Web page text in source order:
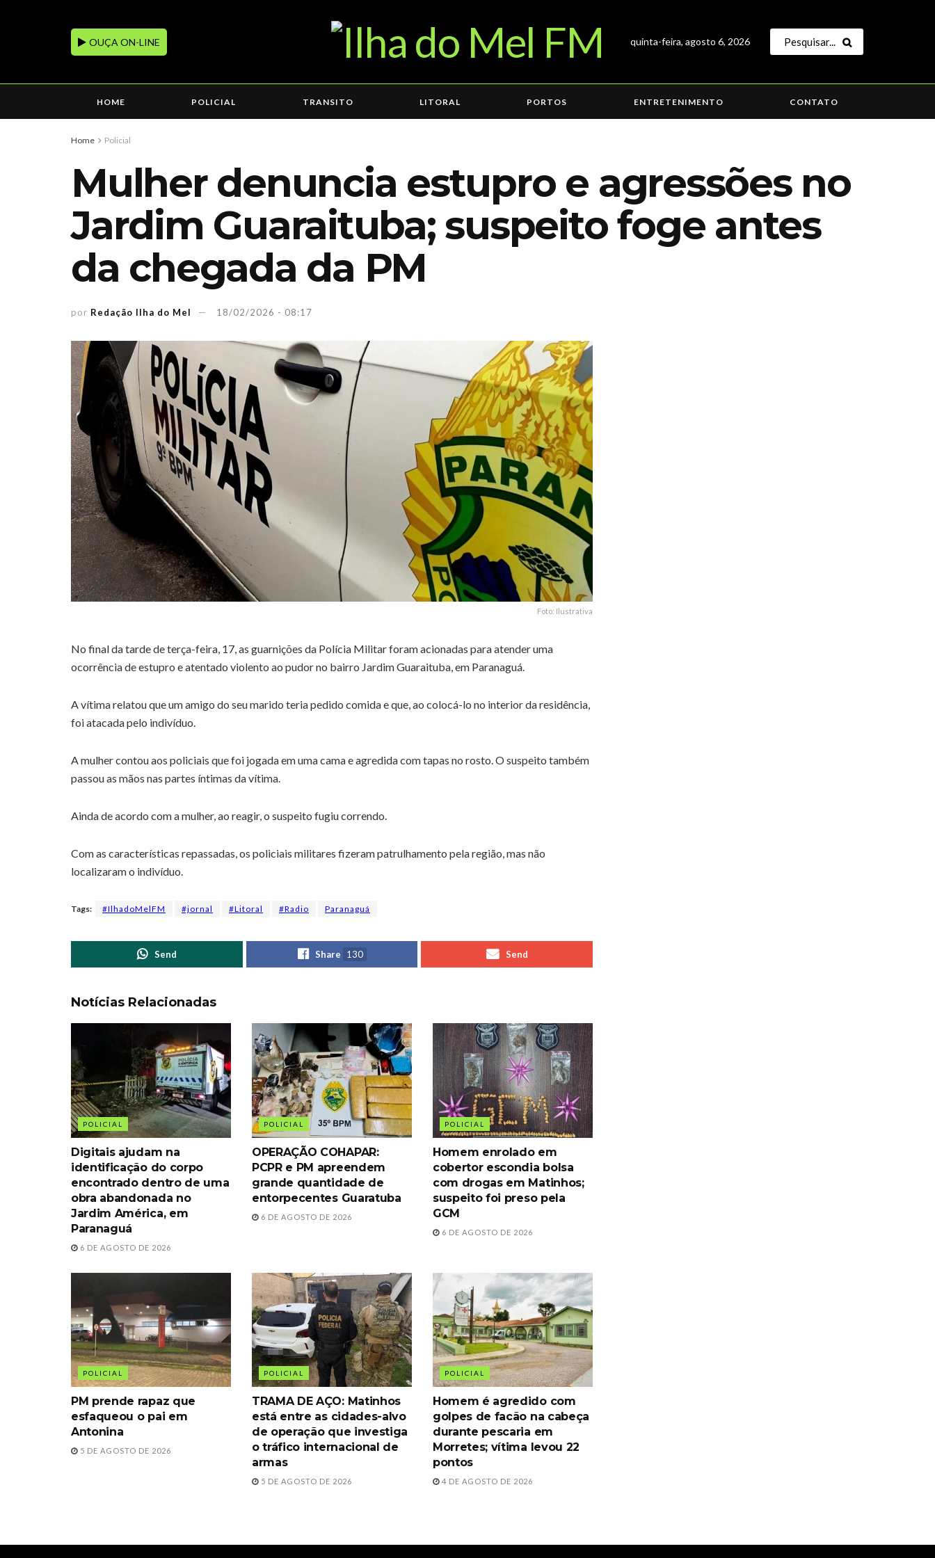
OUÇA ON-LINE quinta-feira, agosto 6, 2026
HOME POLICIAL TRANSITO LITORAL PORTOS ENTRETENIMENTO CONTATO
Home Policial
Mulher denuncia estupro e agressões no
Jardim Guaraituba; suspeito foge antes
da chegada da PM
por Redação Ilha do Mel 18/02/2026 - 08:17
Foto: Ilustrativa
No final da tarde de terça-feira, 17, as guarnições da Polícia Militar foram acionadas para atender uma
ocorrência de estupro e atentado violento ao pudor no bairro Jardim Guaraituba, em Paranaguá.
A vítima relatou que um amigo do seu marido teria pedido comida e que, ao colocá-lo no interior da residência,
foi atacada pelo indivíduo.
A mulher contou aos policiais que foi jogada em uma cama e agredida com tapas no rosto. O suspeito também
passou as mãos nas partes íntimas da vítima.
Ainda de acordo com a mulher, ao reagir, o suspeito fugiu correndo.
Com as características repassadas, os policiais militares fizeram patrulhamento pela região, mas não
localizaram o indivíduo.
Tags: #IlhadoMelFM #jornal #Litoral #Radio Paranaguá
Send Share 130 Send
Notícias Relacionadas
POLICIAL
Digitais ajudam na
identificação do corpo
encontrado dentro de uma
obra abandonada no
Jardim América, em
Paranaguá
6 DE AGOSTO DE 2026
POLICIAL
OPERAÇÃO COHAPAR:
PCPR e PM apreendem
grande quantidade de
entorpecentes Guaratuba
6 DE AGOSTO DE 2026
POLICIAL
Homem enrolado em
cobertor escondia bolsa
com drogas em Matinhos;
suspeito foi preso pela
GCM
6 DE AGOSTO DE 2026
POLICIAL
PM prende rapaz que
esfaqueou o pai em
Antonina
5 DE AGOSTO DE 2026
POLICIAL
TRAMA DE AÇO: Matinhos
está entre as cidades-alvo
de operação que investiga
o tráfico internacional de
armas
5 DE AGOSTO DE 2026
POLICIAL
Homem é agredido com
golpes de facão na cabeça
durante pescaria em
Morretes; vítima levou 22
pontos
4 DE AGOSTO DE 2026